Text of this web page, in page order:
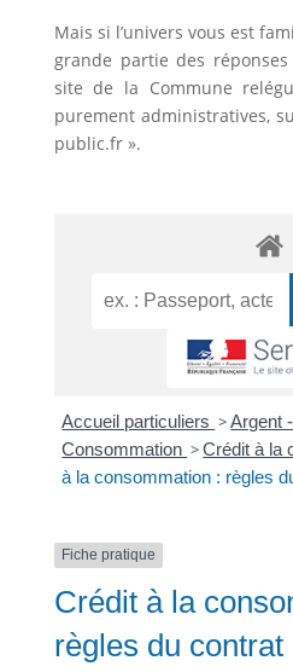
Mais si l’univers vous est
grande partie des
site de la Commune
purement administratives,
public.fr ».
Accueil particuliers >Argent
Consommation >Crédit à la
à la consommation : règles
Fiche pratique
Crédit à la
règles du contrat